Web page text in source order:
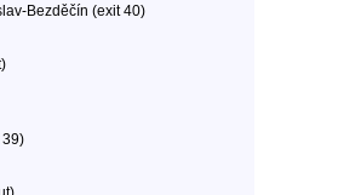
Bezděčín (exit 40)
39)